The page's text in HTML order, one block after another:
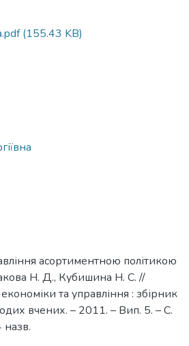
(155.43 KB)
асортиментною політикою
Н. Д., Кубишина Н. С. //
та управління : збірник
вчених. – 2011. – Вип. 5. – С.
назв.